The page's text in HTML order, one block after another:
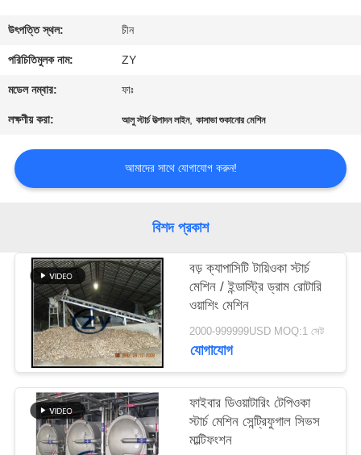
যোগাযোগ
করুন
খবর
উদ্ধৃতির
আবেদন
সাইট
ম্যাপ
PRIVACY
POLICY
উৎপত্তি স্থল: চীন
পরিচিতিমুলক নাম: ZY
মডেল নম্বার: ফাঃ
লক্ষণীয় করা: আলু স্টার্চ উত্পাদন লাইন,কাসাভা শুকানোর মেশিন
আমাদের সাথে যোগাযোগ করুন!
বিশদ প্রকাশ
বড় ক্যাপাসিটি টায়িওকা স্টার্চ
মেশিন / ইন্ডাস্ট্রি ড্রাম রোটারি
ওয়াশিং মেশিন
2000-999999USD MOQ:1 সেট
যোগাযোগ
ফাইবার ডিওয়াটারিং টেপিওকা
স্টার্চ মেশিন সেন্ট্রিফুগাল সিভস
মাল্টিফংশন